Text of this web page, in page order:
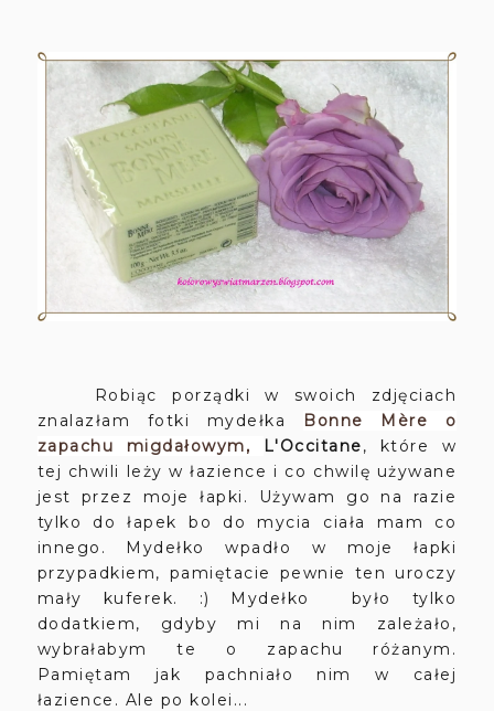
Robiąc porządki w swoich zdjęciach
znalazłam fotki mydełka
Bonne Mère
o
zapachu migdałowym,
L'Occitane, które w
tej chwili leży w łazience i co chwilę używane
jest przez moje łapki. Używam go na razie
tylko do łapek bo do mycia ciała mam co
innego. Mydełko wpadło w moje łapki
przypadkiem, pamiętacie pewnie ten uroczy
mały kuferek. :) Mydełko było tylko
dodatkiem, gdyby mi na nim zależało,
wybrałabym te o zapachu różanym.
Pamiętam jak pachniało nim w całej
łazience. Ale po kolei...